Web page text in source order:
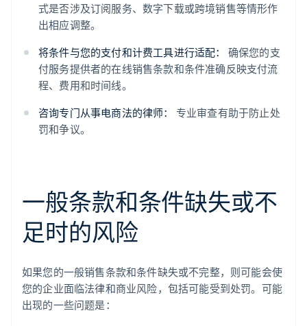
式是否涉及订阅服务、数字下载或跨境销售等情形作
出相应调整。
将条件与您的支付和计费工具进行适配：
确保您的支
付服务提供者的在线销售条款和条件准确反映支付流
程、费用和时间线。
咨询专门从事电商法的律师：
专业审查有助于防止处
罚和争议。
一般条款和条件缺失或不
足时的风险
如果您的一般销售条款和条件缺失或不完整，则可能会使
您的企业面临法律和商业风险，包括可能受到处罚。可能
出现的一些问题是：